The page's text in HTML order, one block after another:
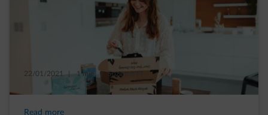
22/01/2021 1 min. | Suzanne M.
Minder CO2 dankzij deze 4 tips van Moenia
Read more